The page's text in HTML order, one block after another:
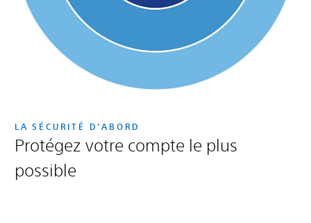
LA SÉCURITÉ D’ABORD
Protégez votre compte le plus
possible